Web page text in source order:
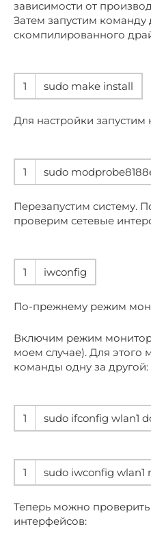
зависимости от
Затем запустим команду
скомпилированного
1 sudo make install
Для настройки запустим
1 sudo
Перезапустим систему.
проверим сетевые
1 iwconfig
По-прежнему режим
Включим режим
моем случае). Для
команды одну за другой:
1 sudo ifconfig wlan1
1 sudo iwconfig
Теперь можно проверить
интерфейсов: